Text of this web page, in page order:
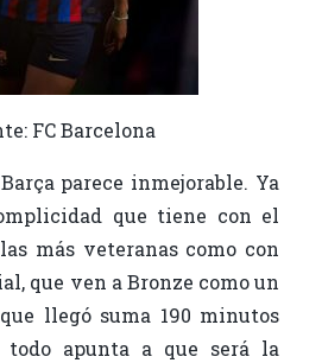
FC Barcelona
parece inmejorable. Ya
que tiene con el
más veteranas como con
que ven a Bronze como un
llegó suma 190 minutos
apunta a que será la